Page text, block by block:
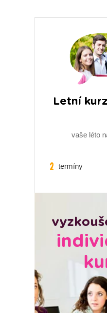
Letní
vaše léto
2 termíny